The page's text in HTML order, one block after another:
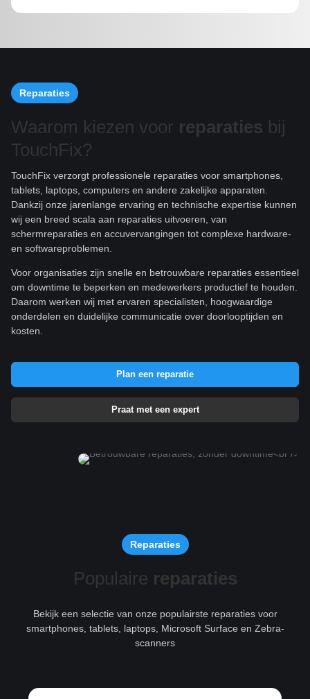
Reparaties
Waarom kiezen voor reparaties bij
TouchFix?
TouchFix verzorgt professionele reparaties voor smartphones,
tablets, laptops, computers en andere zakelijke apparaten.
Dankzij onze jarenlange ervaring en technische expertise kunnen
wij een breed scala aan reparaties uitvoeren, van
schermreparaties en accuvervangingen tot complexe hardware-
en softwareproblemen.
Voor organisaties zijn snelle en betrouwbare reparaties essentieel
om downtime te beperken en medewerkers productief te houden.
Daarom werken wij met ervaren specialisten, hoogwaardige
onderdelen en duidelijke communicatie over doorlooptijden en
kosten.
Plan een reparatie
Praat met een expert
Reparaties
Populaire reparaties
Bekijk een selectie van onze populairste reparaties voor
smartphones, tablets, laptops, Microsoft Surface en Zebra-
scanners